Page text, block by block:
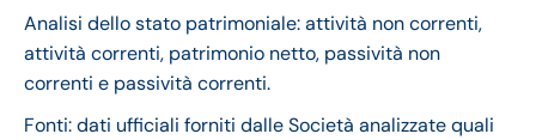
Analisi dello stato patrimoniale: attività non correnti,
attività correnti, patrimonio netto, passività non
correnti e passività correnti.
Fonti: dati ufficiali forniti dalle Società analizzate quali